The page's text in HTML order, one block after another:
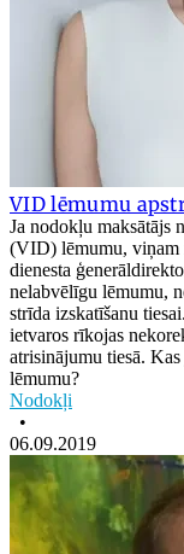
VID lēmumu
Ja nodokļu maksātājs
(VID) lēmumu, viņam
dienesta
nelabvēlīgu lēmumu,
strīda izskatīšanu
ietvaros rīkojas
atrisinājumu tiesā.
lēmumu?
Nodokļi
•
06.09.2019